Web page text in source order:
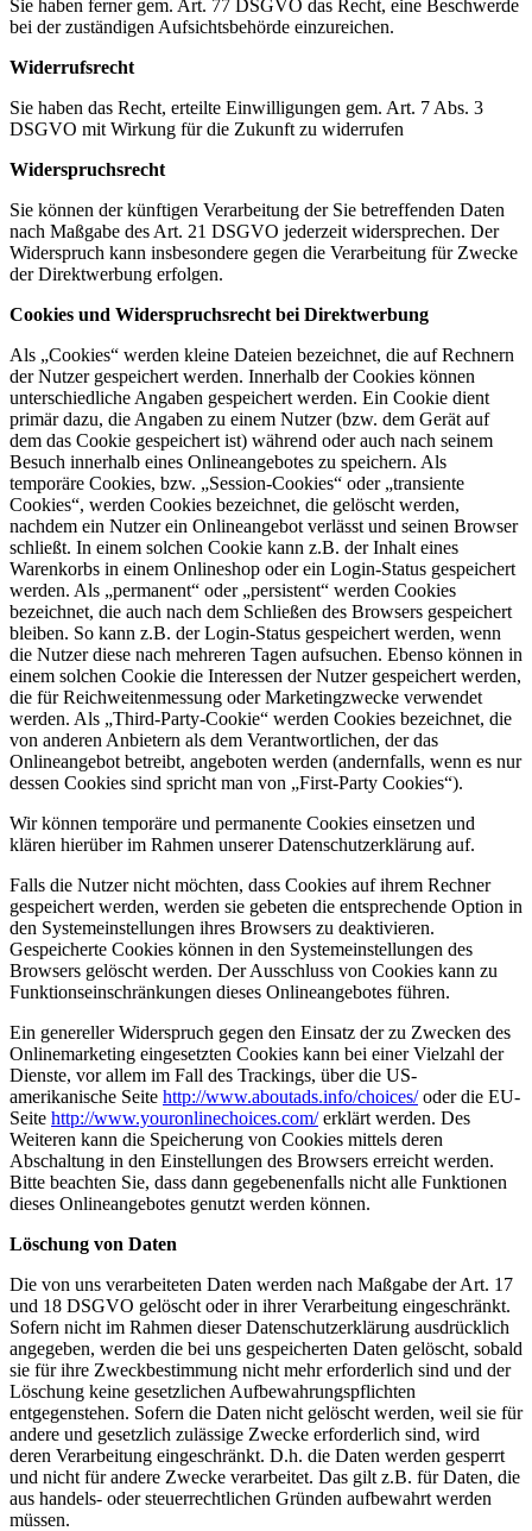
Sie haben ferner gem. Art. 77 DSGVO das Recht, eine Beschwerde
bei der zuständigen Aufsichtsbehörde einzureichen.
Widerrufsrecht
Sie haben das Recht, erteilte Einwilligungen gem. Art. 7 Abs. 3
DSGVO mit Wirkung für die Zukunft zu widerrufen
Widerspruchsrecht
Sie können der künftigen Verarbeitung der Sie betreffenden Daten
nach Maßgabe des Art. 21 DSGVO jederzeit widersprechen. Der
Widerspruch kann insbesondere gegen die Verarbeitung für Zwecke
der Direktwerbung erfolgen.
Cookies und Widerspruchsrecht bei Direktwerbung
Als „Cookies“ werden kleine Dateien bezeichnet, die auf Rechnern
der Nutzer gespeichert werden. Innerhalb der Cookies können
unterschiedliche Angaben gespeichert werden. Ein Cookie dient
primär dazu, die Angaben zu einem Nutzer (bzw. dem Gerät auf
dem das Cookie gespeichert ist) während oder auch nach seinem
Besuch innerhalb eines Onlineangebotes zu speichern. Als
temporäre Cookies, bzw. „Session-Cookies“ oder „transiente
Cookies“, werden Cookies bezeichnet, die gelöscht werden,
nachdem ein Nutzer ein Onlineangebot verlässt und seinen Browser
schließt. In einem solchen Cookie kann z.B. der Inhalt eines
Warenkorbs in einem Onlineshop oder ein Login-Status gespeichert
werden. Als „permanent“ oder „persistent“ werden Cookies
bezeichnet, die auch nach dem Schließen des Browsers gespeichert
bleiben. So kann z.B. der Login-Status gespeichert werden, wenn
die Nutzer diese nach mehreren Tagen aufsuchen. Ebenso können in
einem solchen Cookie die Interessen der Nutzer gespeichert werden,
die für Reichweitenmessung oder Marketingzwecke verwendet
werden. Als „Third-Party-Cookie“ werden Cookies bezeichnet, die
von anderen Anbietern als dem Verantwortlichen, der das
Onlineangebot betreibt, angeboten werden (andernfalls, wenn es nur
dessen Cookies sind spricht man von „First-Party Cookies“).
Wir können temporäre und permanente Cookies einsetzen und
klären hierüber im Rahmen unserer Datenschutzerklärung auf.
Falls die Nutzer nicht möchten, dass Cookies auf ihrem Rechner
gespeichert werden, werden sie gebeten die entsprechende Option in
den Systemeinstellungen ihres Browsers zu deaktivieren.
Gespeicherte Cookies können in den Systemeinstellungen des
Browsers gelöscht werden. Der Ausschluss von Cookies kann zu
Funktionseinschränkungen dieses Onlineangebotes führen.
Ein genereller Widerspruch gegen den Einsatz der zu Zwecken des
Onlinemarketing eingesetzten Cookies kann bei einer Vielzahl der
Dienste, vor allem im Fall des Trackings, über die US-
amerikanische Seite http://www.aboutads.info/choices/oder die EU-
Seite http://www.youronlinechoices.com/erklärt werden. Des
Weiteren kann die Speicherung von Cookies mittels deren
Abschaltung in den Einstellungen des Browsers erreicht werden.
Bitte beachten Sie, dass dann gegebenenfalls nicht alle Funktionen
dieses Onlineangebotes genutzt werden können.
Löschung von Daten
Die von uns verarbeiteten Daten werden nach Maßgabe der Art. 17
und 18 DSGVO gelöscht oder in ihrer Verarbeitung eingeschränkt.
Sofern nicht im Rahmen dieser Datenschutzerklärung ausdrücklich
angegeben, werden die bei uns gespeicherten Daten gelöscht, sobald
sie für ihre Zweckbestimmung nicht mehr erforderlich sind und der
Löschung keine gesetzlichen Aufbewahrungspflichten
entgegenstehen. Sofern die Daten nicht gelöscht werden, weil sie für
andere und gesetzlich zulässige Zwecke erforderlich sind, wird
deren Verarbeitung eingeschränkt. D.h. die Daten werden gesperrt
und nicht für andere Zwecke verarbeitet. Das gilt z.B. für Daten, die
aus handels- oder steuerrechtlichen Gründen aufbewahrt werden
müssen.